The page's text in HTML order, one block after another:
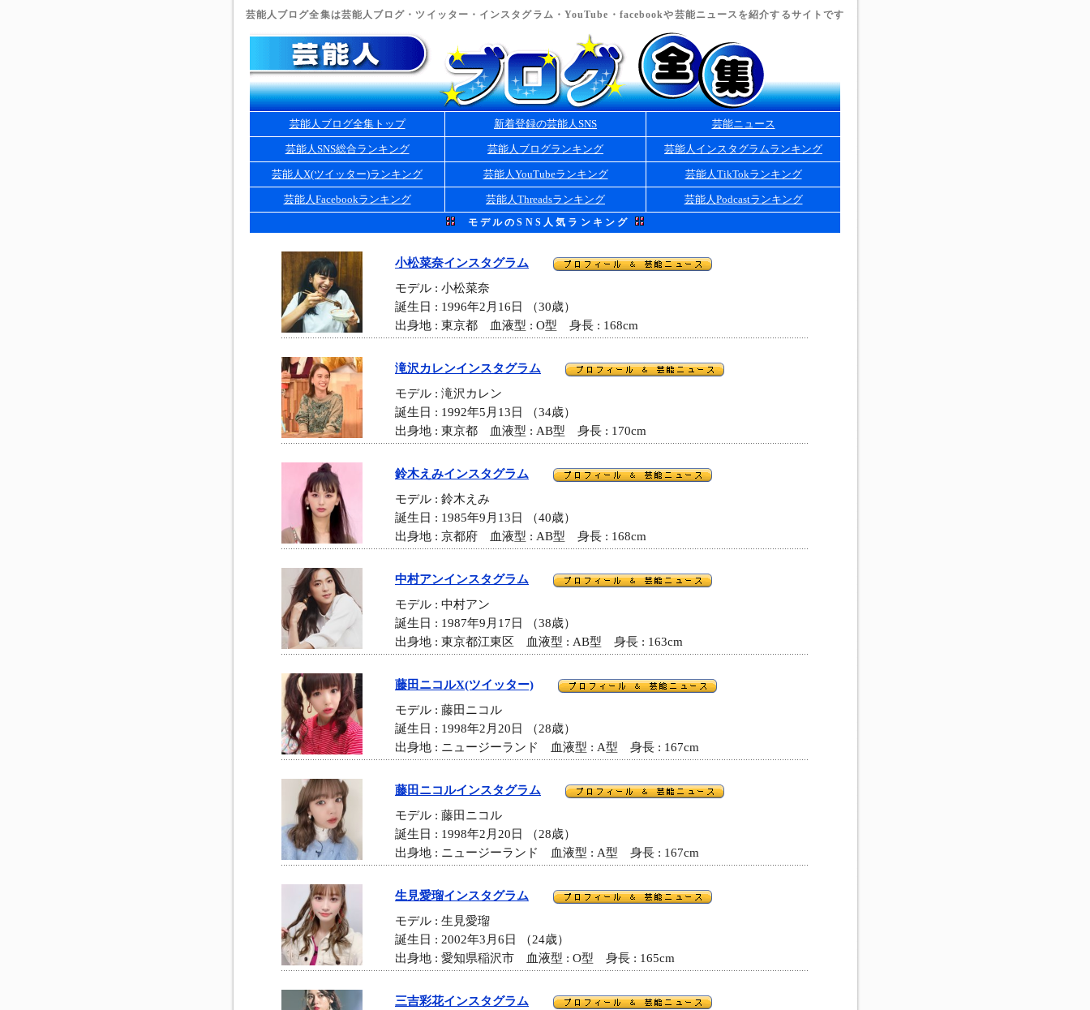
芸能人ブログ全集は芸能人ブログ・ツイッター・インスタグラム・YouTube・facebookや芸能ニュースを紹介するサイトです
芸能人ブログ全集トップ 新着登録の芸能人SNS 芸能ニュース
芸能人SNS総合ランキング 芸能人ブログランキング 芸能人インスタグラムランキング
芸能人X(ツイッター)ランキング 芸能人YouTubeランキング 芸能人TikTokランキング
芸能人Facebookランキング 芸能人Threadsランキング 芸能人Podcastランキング
モデルのSNS人気ランキング
小松菜奈インスタグラム
モデル : 小松菜奈
誕生日 : 1996年2月16日 （30歳）
出身地 : 東京都 血液型 : O型 身長 : 168cm
滝沢カレンインスタグラム
モデル : 滝沢カレン
誕生日 : 1992年5月13日 （34歳）
出身地 : 東京都 血液型 : AB型 身長 : 170cm
鈴木えみインスタグラム
モデル : 鈴木えみ
誕生日 : 1985年9月13日 （40歳）
出身地 : 京都府 血液型 : AB型 身長 : 168cm
中村アンインスタグラム
モデル : 中村アン
誕生日 : 1987年9月17日 （38歳）
出身地 : 東京都江東区 血液型 : AB型 身長 : 163cm
藤田ニコルX(ツイッター)
モデル : 藤田ニコル
誕生日 : 1998年2月20日 （28歳）
出身地 : ニュージーランド 血液型 : A型 身長 : 167cm
藤田ニコルインスタグラム
モデル : 藤田ニコル
誕生日 : 1998年2月20日 （28歳）
出身地 : ニュージーランド 血液型 : A型 身長 : 167cm
生見愛瑠インスタグラム
モデル : 生見愛瑠
誕生日 : 2002年3月6日 （24歳）
出身地 : 愛知県稲沢市 血液型 : O型 身長 : 165cm
三吉彩花インスタグラム